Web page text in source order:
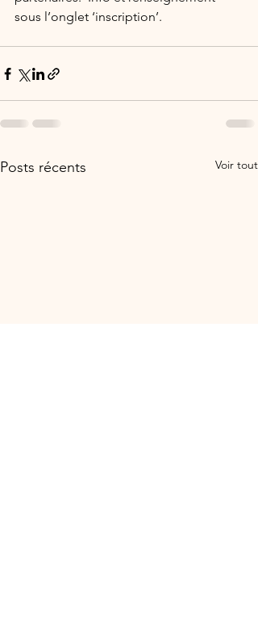
sous l’onglet ‘inscription’.
Posts récents Voir tout